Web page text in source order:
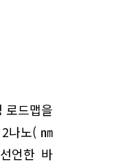
로드맵을
나노(㎚
언한 바